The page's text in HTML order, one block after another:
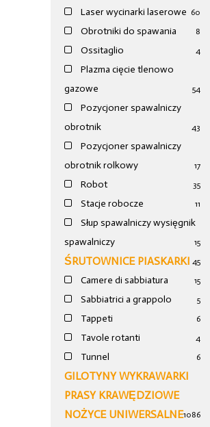
Laser wycinarki laserowe 60
Obrotniki do spawania 8
Ossitaglio 4
Plazma cięcie tlenowo
gazowe
54
Pozycjoner spawalniczy
obrotnik
43
Pozycjoner spawalniczy
obrotnik rolkowy
17
Robot 35
Stacje robocze 11
Słup spawalniczy wysięgnik
spawalniczy
15
ŚRUTOWNICE PIASKARKI 45
Camere di sabbiatura 15
Sabbiatrici a grappolo 5
Tappeti 6
Tavole rotanti 4
Tunnel 6
GILOTYNY WYKRAWARKI
PRASY KRAWĘDZIOWE
NOŻYCE UNIWERSALNE1086